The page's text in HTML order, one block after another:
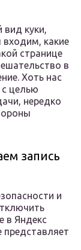
вид куки,
какие
странице
в
Хоть нас
с целью
нередко
запись
и
в Яндекс
представляет